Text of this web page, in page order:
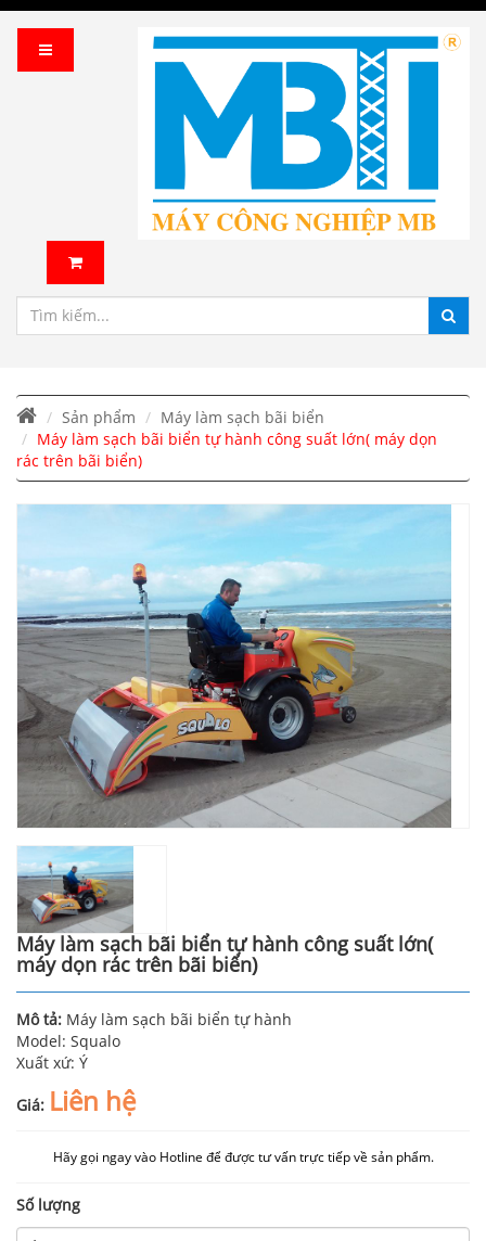
Sản phẩm
Máy làm sạch bãi biển
Máy làm sạch bãi biển tự hành công suất lớn( máy dọn
rác trên bãi biển)
Máy làm sạch bãi biển tự hành công suất lớn(
máy dọn rác trên bãi biển)
Mô tả: Máy làm sạch bãi biển tự hành
Model: Squalo
Xuất xứ: Ý
Giá: Liên hệ
Hãy gọi ngay vào Hotline để được tư vấn trực tiếp về sản phẩm.
Số lượng